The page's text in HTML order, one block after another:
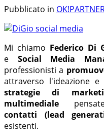
Pubblicato in
Mi chiamo Federico Di
e Social Media
professionisti a
attraverso l'ideazione
strategie di
multimediale
contatti
(lead
esistenti.